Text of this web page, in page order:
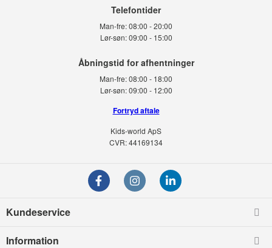
Telefontider
Man-fre:08:00 - 20:00
Lør-søn: 09:00 - 15:00
Man-fre:08:00 - 18:00
Lør-søn:09:00 - 12:00
Fortryd aftale
Kids-world ApS
CVR: 44169134
Kundeservice
Information